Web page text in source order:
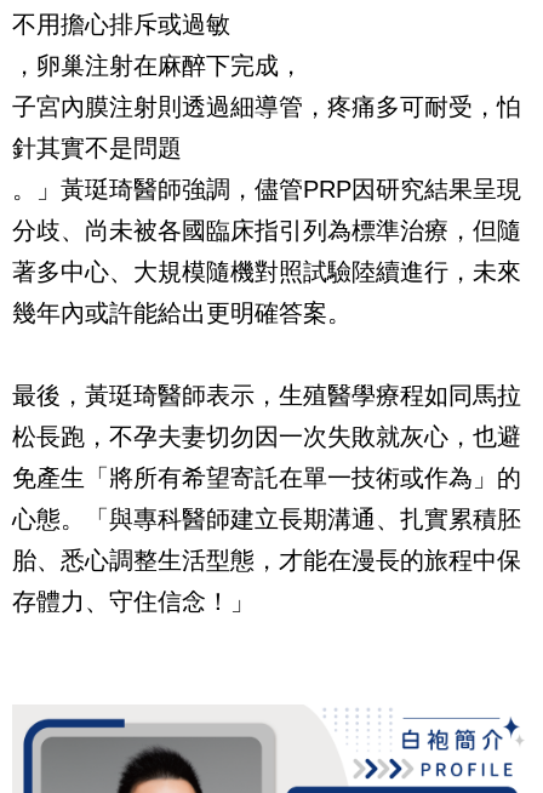
不用擔心排斥或過敏
，卵巢注射在麻醉下完成，
子宮內膜注射則透過細導管，疼痛多可耐受，怕
針其實不是問題
。」黃珽琦醫師強調，儘管PRP因研究結果呈現
分歧、尚未被各國臨床指引列為標準治療，但隨
著多中心、大規模隨機對照試驗陸續進行，未來
幾年內或許能給出更明確答案。
最後，黃珽琦醫師表示，生殖醫學療程如同馬拉
松長跑，不孕夫妻切勿因一次失敗就灰心，也避
免產生「將所有希望寄託在單一技術或作為」的
心態。「與專科醫師建立長期溝通、扎實累積胚
胎、悉心調整生活型態，才能在漫長的旅程中保
存體力、守住信念！」